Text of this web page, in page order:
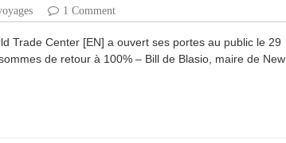
1 Comment
Trade Center [EN] a ouvert ses portes au public le 29
de retour à 100% – Bill de Blasio, maire de New